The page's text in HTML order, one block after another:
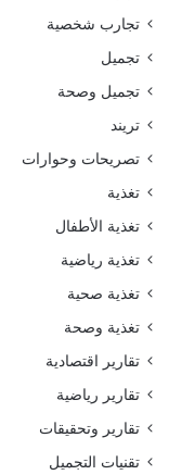
تجارب شخصية
تجميل
تجميل وصحة
تريند
تصريحات وحوارات
تغذية
تغذية الأطفال
تغذية رياضية
تغذية صحية
تغذية وصحة
تقارير اقتصادية
تقارير رياضية
تقارير وتحقيقات
تقنيات التجميل